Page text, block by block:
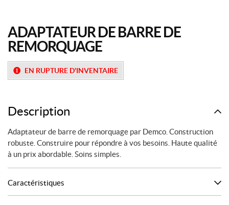
ADAPTATEUR DE BARRE DE
REMORQUAGE
EN RUPTURE D'INVENTAIRE
Description
Adaptateur de barre de remorquage par Demco. Construction
robuste. Construire pour répondre à vos besoins. Haute qualité
à un prix abordable. Soins simples.
Caractéristiques